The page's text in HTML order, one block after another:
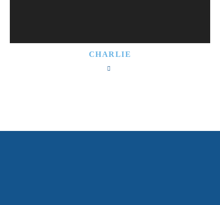
CHARLIE